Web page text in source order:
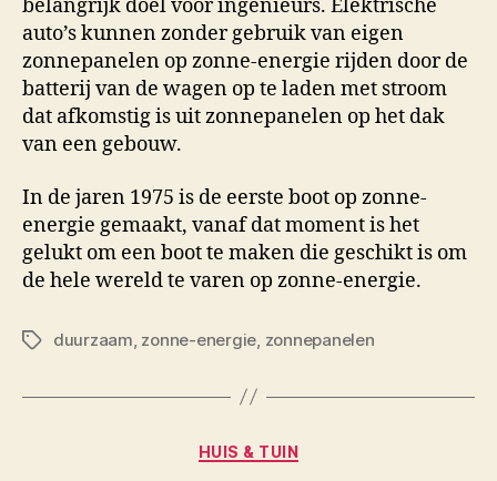
belangrijk doel voor ingenieurs. Elektrische
auto’s kunnen zonder gebruik van eigen
zonnepanelen op zonne-energie rijden door de
batterij van de wagen op te laden met stroom
dat afkomstig is uit zonnepanelen op het dak
van een gebouw.
In de jaren 1975 is de eerste boot op zonne-
energie gemaakt, vanaf dat moment is het
gelukt om een boot te maken die geschikt is om
de hele wereld te varen op zonne-energie.
Tagsduurzaam, zonne-energie, zonnepanelen
Categorieën
HUIS & TUIN